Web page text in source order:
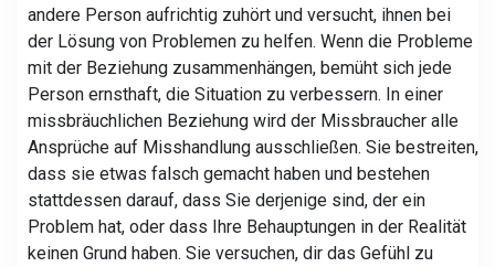
andere Person aufrichtig zuhört und versucht, ihnen bei
der Lösung von Problemen zu helfen. Wenn die Probleme
mit der Beziehung zusammenhängen, bemüht sich jede
Person ernsthaft, die Situation zu verbessern. In einer
missbräuchlichen Beziehung wird der Missbraucher alle
Ansprüche auf Misshandlung ausschließen. Sie bestreiten,
dass sie etwas falsch gemacht haben und bestehen
stattdessen darauf, dass Sie derjenige sind, der ein
Problem hat, oder dass Ihre Behauptungen in der Realität
keinen Grund haben. Sie versuchen, dir das Gefühl zu